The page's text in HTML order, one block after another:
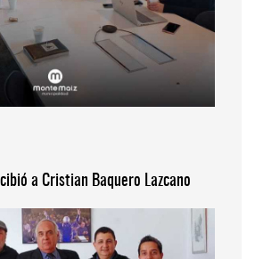
a Cristian Baquero Lazcano